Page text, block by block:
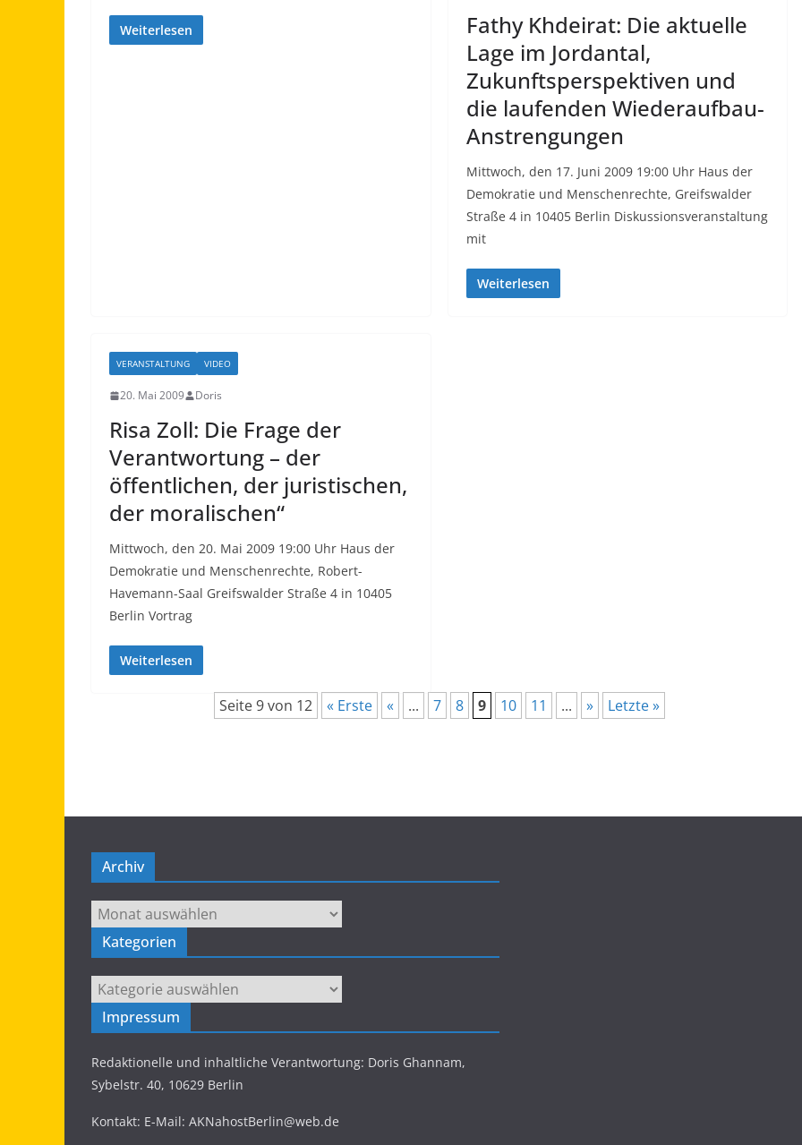
Weiterlesen
Fathy Khdeirat: Die aktuelle
Lage im Jordantal,
Zukunftsperspektiven und
die laufenden Wiederaufbau-
Anstrengungen
Mittwoch, den 17. Juni 2009 19:00 Uhr Haus der
Demokratie und Menschenrechte, Greifswalder
Straße 4 in 10405 Berlin Diskussionsveranstaltung
mit
Weiterlesen
VERANSTALTUNG VIDEO
20. Mai 2009 Doris
Risa Zoll: Die Frage der
Verantwortung – der
öffentlichen, der juristischen,
der moralischen“
Mittwoch, den 20. Mai 2009 19:00 Uhr Haus der
Demokratie und Menschenrechte, Robert-
Havemann-Saal Greifswalder Straße 4 in 10405
Berlin Vortrag
Weiterlesen
Seite 9 von 12 « Erste « ... 7 8 9 10 11 ... » Letzte »
Archiv
Archiv
Kategorien
Kategorien
Impressum
Redaktionelle und inhaltliche Verantwortung: Doris Ghannam,
Sybelstr. 40, 10629 Berlin
Kontakt: E-Mail: AKNahostBerlin@web.de